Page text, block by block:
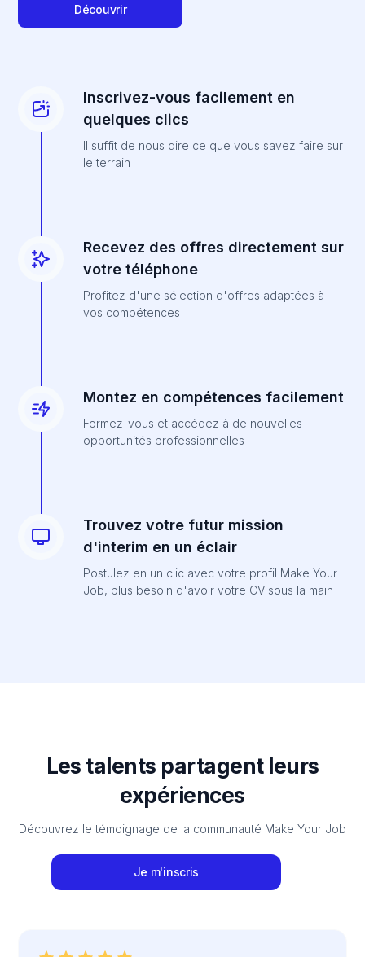
Découvrir
Inscrivez-vous facilement en
quelques clics
Il suffit de nous dire ce que vous savez faire sur
le terrain
Recevez des offres directement sur
votre téléphone
Profitez d'une sélection d'offres adaptées à
vos compétences
Montez en compétences facilement
Formez-vous et accédez à de nouvelles
opportunités professionnelles
Trouvez votre futur mission
d'interim en un éclair
Postulez en un clic avec votre profil Make Your
Job, plus besoin d'avoir votre CV sous la main
Les talents partagent leurs
expériences
Découvrez le témoignage de la communauté Make Your Job
Je m'inscris